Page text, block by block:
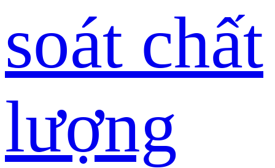
soát chất
lượng